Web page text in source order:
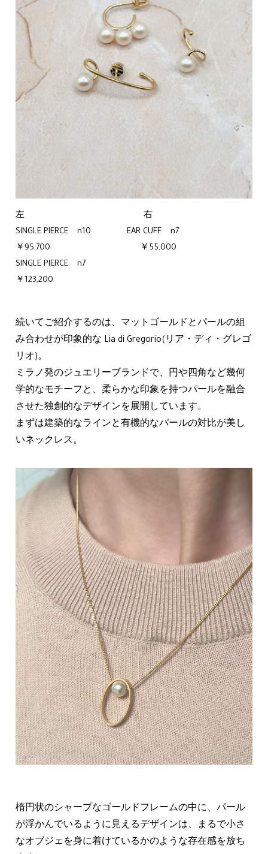
左 右
SINGLE PIERCE n10 EAR CUFF n7
￥95,700 ￥55,000
SINGLE PIERCE n7
￥123,200
続いてご紹介するのは、マットゴールドとパールの組
み合わせが印象的な Lia di Gregorio(リア・ディ・グレゴ
リオ)。
ミラノ発のジュエリーブランドで、円や四角など幾何
学的なモチーフと、柔らかな印象を持つパールを融合
させた独創的なデザインを展開しています。
まずは建築的なラインと有機的なパールの対比が美し
いネックレス。
楕円状のシャープなゴールドフレームの中に、パール
が浮かんでいるように見えるデザインは、まるで小さ
なオブジェを身に着けているかのような存在感を放ち